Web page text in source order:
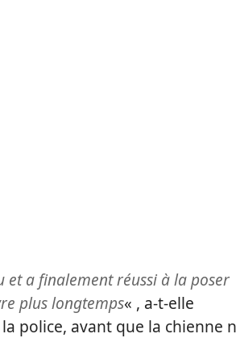
et a finalement réussi à la poser
plus longtemps« , a-t-elle
police, avant que la chienne